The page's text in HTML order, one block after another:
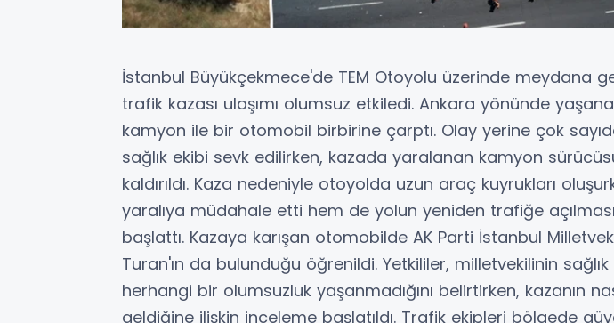
İstanbul Büyükçekmece'de TEM Otoyolu üzerinde meydana
trafik kazası ulaşımı olumsuz etkiledi. Ankara yönünde
kamyon ile bir otomobil birbirine çarptı. Olay yerine çok
sağlık ekibi sevk edilirken, kazada yaralanan kamyon
kaldırıldı. Kaza nedeniyle otoyolda uzun araç kuyrukları
yaralıya müdahale etti hem de yolun yeniden trafiğe
başlattı. Kazaya karışan otomobilde AK Parti İstanbul
Turan'ın da bulunduğu öğrenildi. Yetkililer, milletvekilinin
herhangi bir olumsuzluk yaşanmadığını belirtirken, kazanın
geldiğine ilişkin inceleme başlatıldı. Trafik ekipleri bölgede